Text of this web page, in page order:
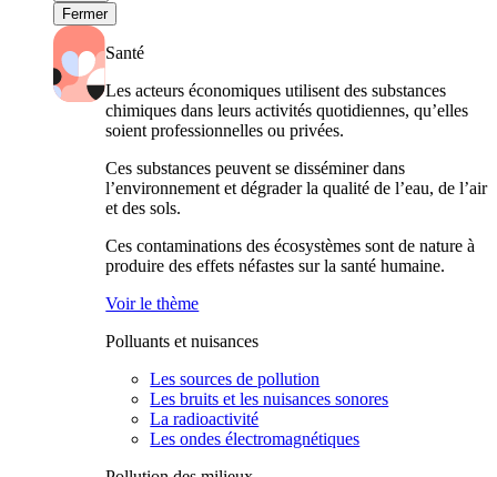
Fermer
Santé
Les acteurs économiques utilisent des substances
chimiques dans leurs activités quotidiennes, qu’elles
soient professionnelles ou privées.
Ces substances peuvent se disséminer dans
l’environnement et dégrader la qualité de l’eau, de l’air
et des sols.
Ces contaminations des écosystèmes sont de nature à
produire des effets néfastes sur la santé humaine.
Voir le thème
Polluants et nuisances
Les sources de pollution
Les bruits et les nuisances sonores
La radioactivité
Les ondes électromagnétiques